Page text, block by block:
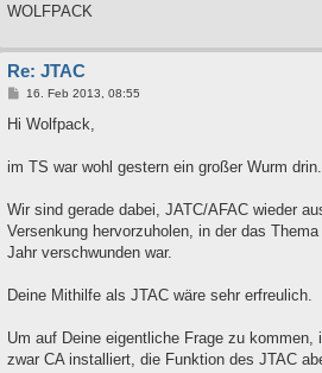
WOLFPACK
Re: JTAC
B
a
16. Feb 2013, 08:55
Hi Wolfpack,
im TS war wohl gestern ein großer Wurm drin.
Wir sind gerade dabei, JATC/AFAC wieder
Versenkung hervorzuholen, in der das
Jahr verschwunden war.
Deine Mithilfe als JTAC wäre sehr erfreulich.
Um auf Deine eigentliche Frage zu kommen,
zwar CA installiert, die Funktion des JTAC